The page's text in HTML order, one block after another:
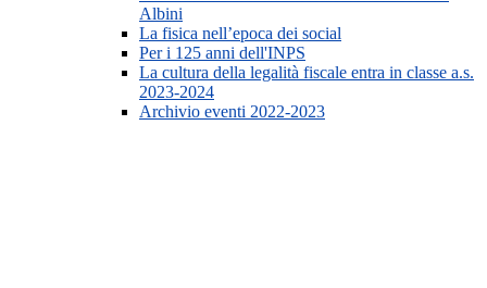
Albini
La fisica nell’epoca dei social
Per i 125 anni dell'INPS
La cultura della legalità fiscale entra in classe a.s.
2023-2024
Archivio eventi 2022-2023